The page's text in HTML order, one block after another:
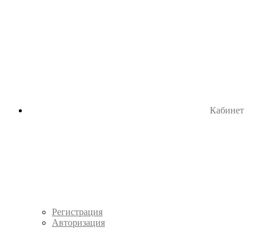
Кабинет
Регистрация
Авторизация